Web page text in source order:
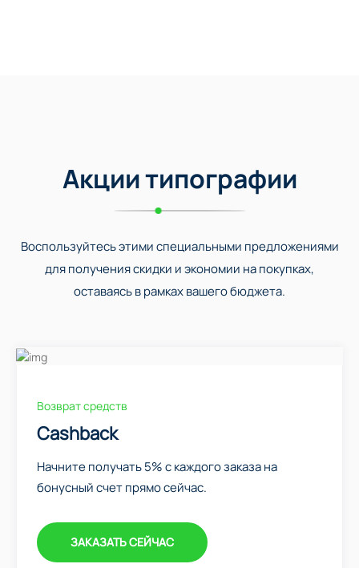
Акции типографии
Воспользуйтесь этими специальными предложениями
для получения скидки и экономии на покупках,
оставаясь в рамках вашего бюджета.
Возврат средств
Cashback
Начните получать 5% с каждого заказа на
бонусный счет прямо сейчас.
ЗАКАЗАТЬ СЕЙЧАС